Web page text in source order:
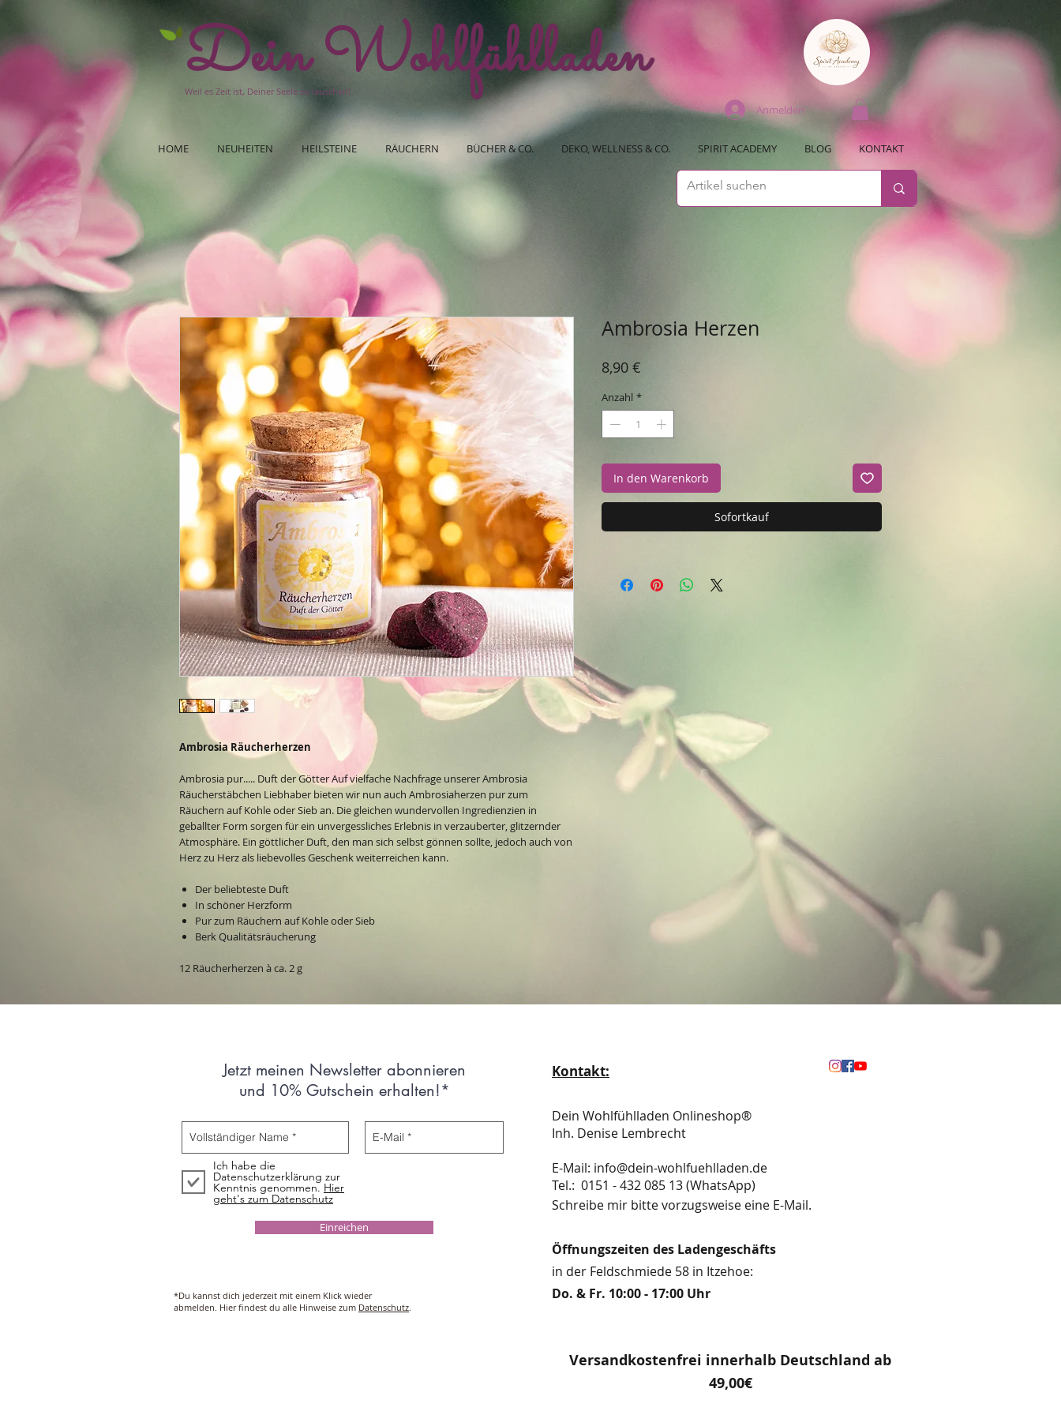
Dein Wohlfühlladen
Weil es Zeit ist, Deiner Seele zu lauschen!
Anmelden
HOME NEUHEITEN HEILSTEINE RÄUCHERN BÜCHER & CO. DEKO, WELLNESS & CO. SPIRIT ACADEMY BLOG KONTAKT
Ambrosia Räucherherzen
Ambrosia pur..... Duft der Götter Auf vielfache Nachfrage unserer Ambrosia
Räucherstäbchen Liebhaber bieten wir nun auch Ambrosiaherzen pur zum
Räuchern auf Kohle oder Sieb an. Die gleichen wundervollen Ingredienzien in
geballter Form sorgen für ein unvergessliches Erlebnis in verzauberter, glitzernder
Atmosphäre. Ein göttlicher Duft, den man sich selbst gönnen sollte, jedoch auch von
Herz zu Herz als liebevolles Geschenk weiterreichen kann.
Der beliebteste Duft
In schöner Herzform
Pur zum Räuchern auf Kohle oder Sieb
Berk Qualitätsräucherung
12 Räucherherzen à ca. 2 g
Ambrosia Herzen
8,90 €
Anzahl *
In den Warenkorb
Sofortkauf
Jetzt meinen Newsletter abonnieren
und 10% Gutschein erhalten!*
Ich habe die
Datenschutzerklärung zur
Kenntnis genommen. Hier
geht's zum Datenschutz
Einreichen
*Du kannst dich jederzeit mit einem Klick wieder
abmelden. Hier findest du alle Hinweise zum Datenschutz.
Kontakt:
Dein Wohlfühlladen Onlineshop®
Inh. Denise Lembrecht
E-Mail: info@dein-wohlfuehlladen.de
​​​​​​​​​​​​​​​​​​​​Tel.: 0151 - 432 085 13 (WhatsApp)
Schreibe mir bitte vorzugsweise eine E-Mail.
Öffnungszeiten des Ladengeschäfts
in der Feldschmiede 58 in Itzehoe:
Do. & Fr. 10:00 - 17:00 Uhr
Versandkostenfrei innerhalb Deutschland ab
49,00€